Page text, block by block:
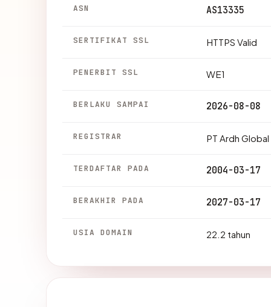
ASN AS13335
SERTIFIKAT SSL HTTPS Valid
PENERBIT SSL WE1
BERLAKU SAMPAI 2026-08-08
REGISTRAR PT Ardh
TERDAFTAR PADA 2004-03-17
BERAKHIR PADA 2027-03-17
USIA DOMAIN 22.2 tahun